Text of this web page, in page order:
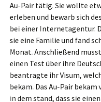
Au-Pair tätig. Sie wollte
erleben und bewarb sich
bei einer Internetagentur.
sie eine Familie und fand
Monat. Anschließend
einen Test über ihre
beantragte ihr Visum,
bekam. Das Au-Pair
in dem stand, dass sie